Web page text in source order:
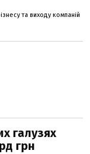
та виходу компаній
галузях
грн